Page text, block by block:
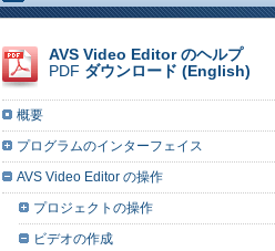
AVS Video Editor のヘルプ
PDF ダウンロード (English)
概要
プログラムのインターフェイス
AVS Video Editor の操作
プロジェクトの操作
ビデオの作成